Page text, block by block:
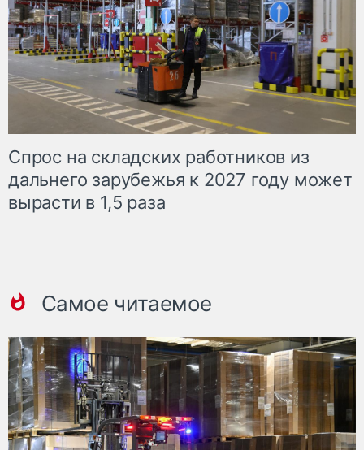
Спрос на складских работников из
дальнего зарубежья к 2027 году может
вырасти в 1,5 раза
Самое читаемое